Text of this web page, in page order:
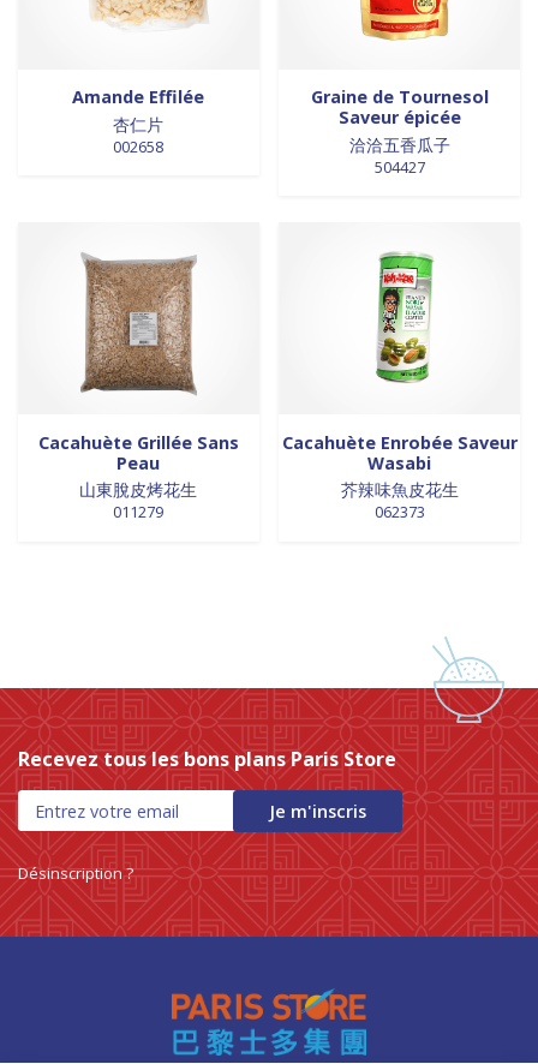
Amande Effilée
杏仁片
002658
Graine de Tournesol
Saveur épicée
洽洽五香瓜子
504427
Cacahuète Grillée Sans
Peau
山東脫皮烤花生
011279
Cacahuète Enrobée Saveur
Wasabi
芥辣味魚皮花生
062373
Recevez tous les bons plans Paris Store
Je m'inscris
Désinscription ?